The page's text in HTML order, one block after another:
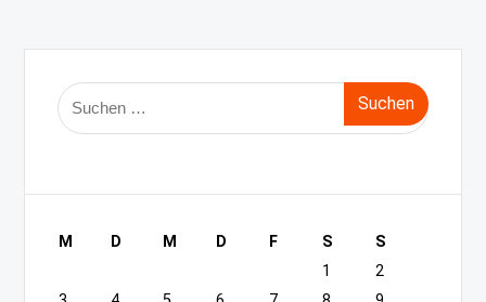
Suche
nach:
M D M D F S
S
1
2